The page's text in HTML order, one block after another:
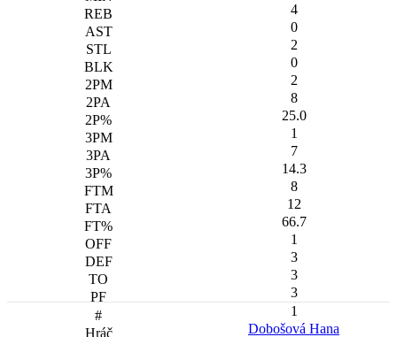
4
0
2
0
2
8
25.0
1
7
14.3
8
12
66.7
1
3
3
3
1
Dobošová Hana